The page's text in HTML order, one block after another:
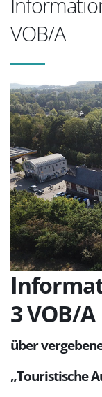
VOB/A
3 VOB/A
über
„Touristische